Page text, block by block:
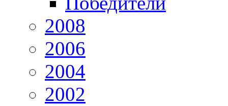
2008
2006
2004
2002